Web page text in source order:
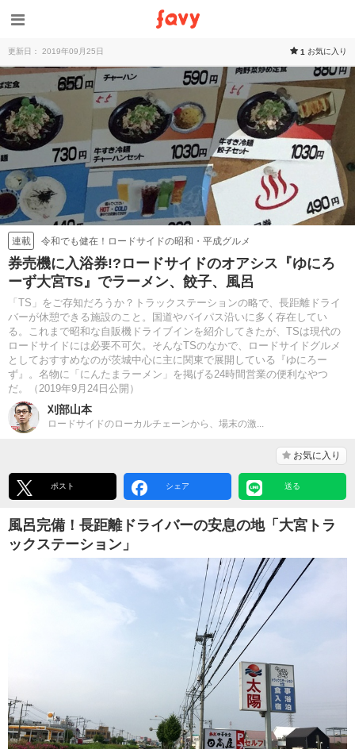
更新日： 2019年09月25日 1 お気に入り
連載 令和でも健在！ロードサイドの昭和・平成グルメ
券売機に入浴券!?ロードサイドのオアシス『ゆにろ
ーず大宮TS』でラーメン、餃子、風呂
「TS」をご存知だろうか？トラックステーションの略で、長距離ドライ
バーが休憩できる施設のこと。国道やバイパス沿いに多く存在してい
る。これまで昭和な自販機ドライブインを紹介してきたが、TSは現代の
ロードサイドには必要不可欠。そんなTSのなかで、ロードサイドグルメ
としておすすめなのが茨城中心に主に関東で展開している『ゆにろー
ず』。名物に「にんたまラーメン」を掲げる24時間営業の便利なやつ
だ。（2019年9月24日公開）
刈部山本
ロードサイドのローカルチェーンから、場末の激...
お気に入り
ポスト シェア 送る
風呂完備！長距離ドライバーの安息の地「大宮トラ
ックステーション」